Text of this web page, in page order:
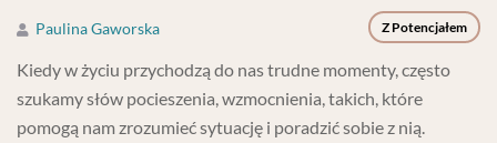
Z Potencjałem
Paulina Gaworska
Kiedy w życiu przychodzą do nas trudne momenty, często
szukamy słów pocieszenia, wzmocnienia, takich, które
pomogą nam zrozumieć sytuację i poradzić sobie z nią.